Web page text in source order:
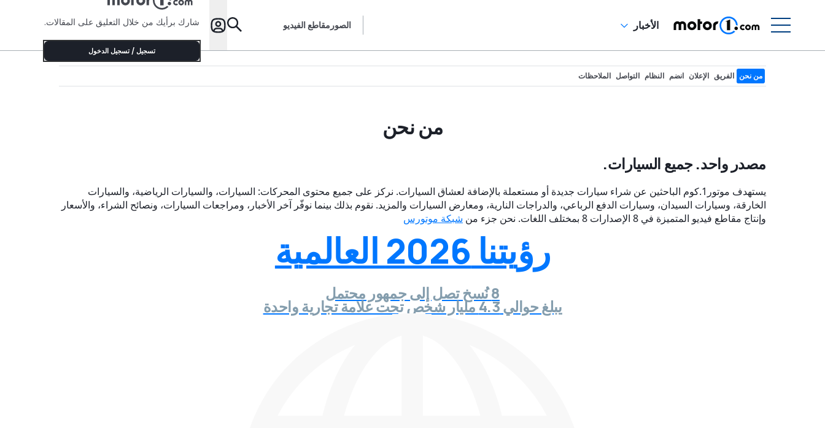
الأخبار الصور مقاطع الفيديو شارك برأيك من خلال التعليق على المقالات.
تسجيل / تسجيل الدخول
من نحن الفريق الإعلان انضم النظام التواصل الملاحظات
من نحن
مصدر واحد. جميع السيارات.
يستهدف موتور1.كوم الباحثين عن شراء سيارات جديدة أو مستعملة بالإضافة لعشاق السيارات. نركز على جميع محتوى المحركات: السيارات، والسيارات الرياضية، والسيارات
الخارقة، وسيارات السيدان، وسيارات الدفع الرباعي، والدراجات النارية، ومعارض السيارات والمزيد. نقوم بذلك بينما نوفّر آخر الأخبار، ومراجعات السيارات، ونصائح الشراء، والأسعار
وإنتاج مقاطع فيديو المتميزة في 8 الإصدارات 8 بمختلف اللغات. نحن جزء من
شبكة موتورس
رؤيتنا 2026 العالمية
8 نُسخ تصل إلى جمهور محتمل
يبلغ حوالي 4.3 مليار شخص تحت علامة تجارية واحدة